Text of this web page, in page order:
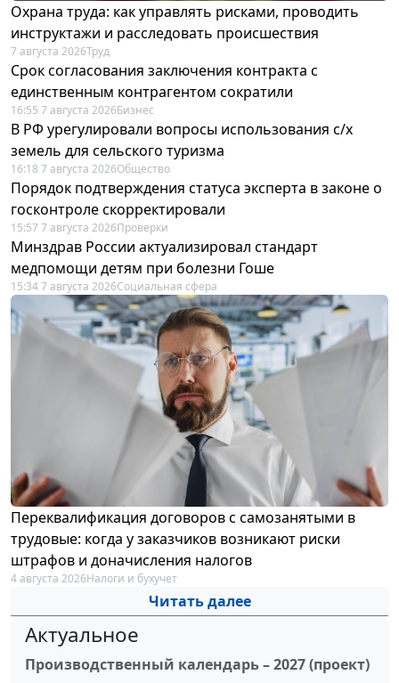
Охрана труда: как управлять рисками, проводить
инструктажи и расследовать происшествия
7 августа 2026Труд
Срок согласования заключения контракта с
единственным контрагентом сократили
16:55 7 августа 2026Бизнес
В РФ урегулировали вопросы использования с/х
земель для сельского туризма
16:18 7 августа 2026Общество
Порядок подтверждения статуса эксперта в законе о
госконтроле скорректировали
15:57 7 августа 2026Проверки
Минздрав России актуализировал стандарт
медпомощи детям при болезни Гоше
15:34 7 августа 2026Социальная сфера
Переквалификация договоров с самозанятыми в
трудовые: когда у заказчиков возникают риски
штрафов и доначисления налогов
4 августа 2026Налоги и бухучет
Читать далее
Актуальное
Производственный календарь – 2027 (проект)